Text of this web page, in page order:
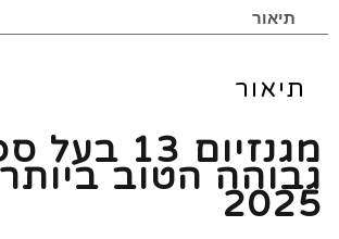
תיאור
תיאור
מגנזיום 13
גבוהה הטוב
2025